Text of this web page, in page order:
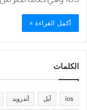
أكمل القراءة »
الكلمات
ios آبل أندرويد